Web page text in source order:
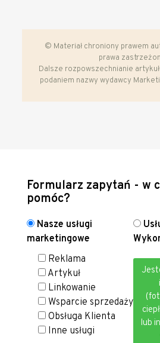
© Materiał chroniony prawem
prawa
Dalsze rozpowszechnianie
podaniem nazwy wydawcy
Formularz zapytań - w
pomóc?
Nasze usługi
marketingowe
Reklama
Artykuł
Linkowanie
Wsparcie sprzedaży
Obsługa Klienta
Inne usługi
lub